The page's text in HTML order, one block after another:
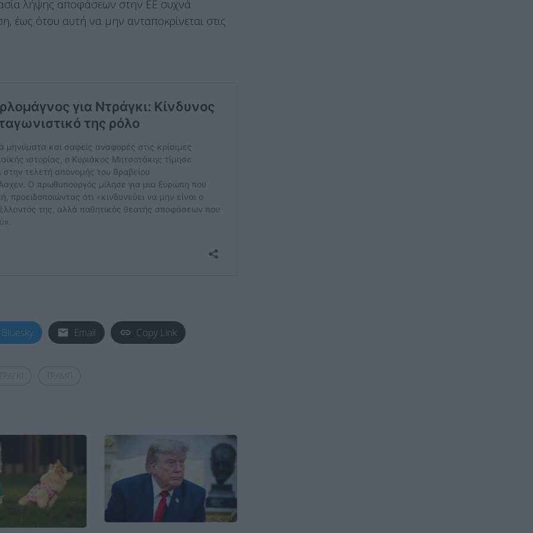
λήψης αποφάσεων στην ΕΕ συχνά
έως ότου αυτή να μην ανταποκρίνεται στις
Bluesky Email Copy Link